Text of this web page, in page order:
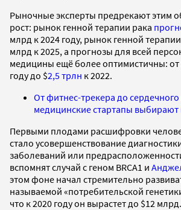
Рыночные эксперты предрекают этим
рост: рынок генной терапии рака
млрд к 2024 году, рынок генной терапии
млрд к 2025, а прогнозы для всей
медицины ещё более оптимистичны: от
году до $2,5 трлн к 2022.
От фитнес-трекера до
медицинские стартапы выбирают
Первыми плодами расшифровки
стало усовершенствование
заболеваний или
вспомнят случай с геном BRCA1 и
этом фоне начал стремительно
называемой «потребительской
что к 2020 году он вырастет до $12 млрд.